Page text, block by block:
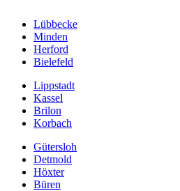
Lübbecke
Minden
Herford
Bielefeld
Lippstadt
Kassel
Brilon
Korbach
Gütersloh
Detmold
Höxter
Büren